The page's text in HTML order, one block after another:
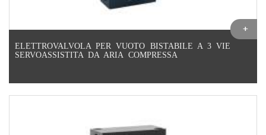
ELETTROVALVOLA PER VUOTO BISTABILE A 3 VIE
SERVOASSISTITA DA ARIA COMPRESSA